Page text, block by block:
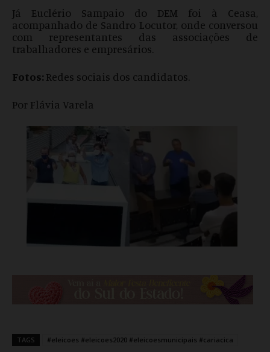
Já Euclério Sampaio do DEM foi à Ceasa,
acompanhado de Sandro Locutor, onde conversou
com representantes das associações de
trabalhadores e empresários.
Fotos: Redes sociais dos candidatos.
Por Flávia Varela
TAGS #eleicoes #eleicoes2020 #eleicoesmunicipais #cariacica